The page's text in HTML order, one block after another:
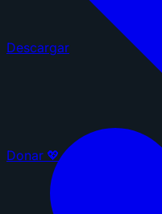
Descargar
Donar 💖